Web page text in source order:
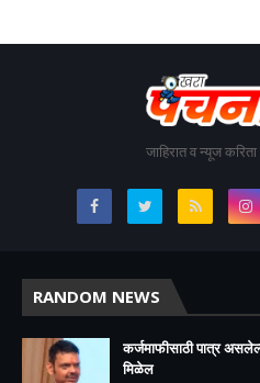
जाहिरात व न्यूज
RANDOM NEWS
कर्जमाफीसाठी पात्र
मिळेल